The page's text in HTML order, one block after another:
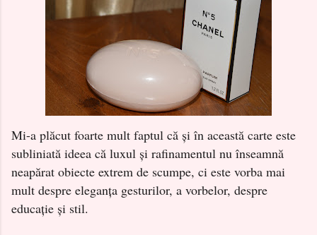
Mi-a plăcut foarte mult faptul că și în această carte este
subliniată ideea că luxul și rafinamentul nu înseamnă
neapărat obiecte extrem de scumpe, ci este vorba mai
mult despre eleganța gesturilor, a vorbelor, despre
educație și stil.